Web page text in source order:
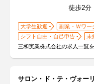
徒歩2分
大学生歓迎 副業・Ｗワー
シフト自由・自己申告
未
三和実業株式会社の求人一覧
サロン・ド・テ・ヴォー